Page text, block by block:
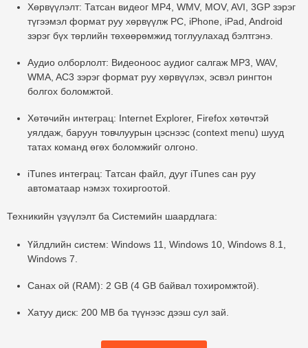
Хөрвүүлэлт: Татсан видеог MP4, WMV, MOV, AVI, 3GP зэрэг
түгээмэл формат руу хөрвүүлж PC, iPhone, iPad, Android
зэрэг бүх төрлийн төхөөрөмжид тоглуулахад бэлтгэнэ.
Аудио олборлолт: Видеоноос аудиог салгаж MP3, WAV,
WMA, AC3 зэрэг формат руу хөрвүүлэх, эсвэл рингтон
болгох боломжтой.
Хөтөчийн интеграц: Internet Explorer, Firefox хөтөчтэй
уялдаж, баруун товчлуурын цэснээс (context menu) шууд
татах команд өгөх боломжийг олгоно.
iTunes интеграц: Татсан файл, дууг iTunes сан руу
автоматаар нэмэх тохиргоотой.
Техникийн үзүүлэлт ба Системийн шаардлага:
Үйлдлийн систем: Windows 11, Windows 10, Windows 8.1,
Windows 7.
Санах ой (RAM): 2 GB (4 GB байвал тохиромжтой).
Хатуу диск: 200 MB ба түүнээс дээш сул зай.